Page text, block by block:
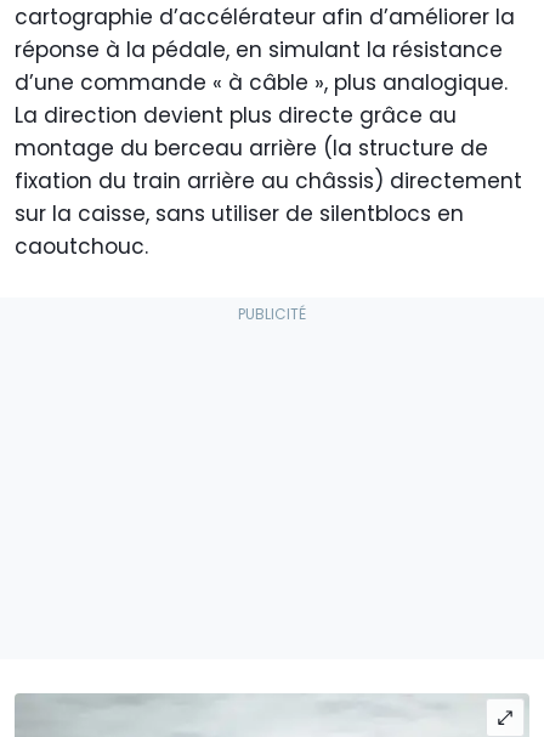
cartographie d’accélérateur afin d’améliorer la
réponse à la pédale, en simulant la résistance
d’une commande « à câble », plus analogique.
La direction devient plus directe grâce au
montage du berceau arrière (la structure de
fixation du train arrière au châssis) directement
sur la caisse, sans utiliser de silentblocs en
caoutchouc.